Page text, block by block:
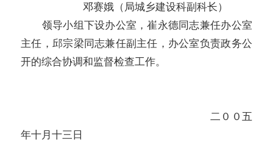
邓赛娥（局城乡建设科副科长）
领导小组下设办公室，崔永德同志兼任办公室
主任，邱宗梁同志兼任副主任，办公室负责政务公
开的综合协调和监督检查工作。
二００五
年十月十三日